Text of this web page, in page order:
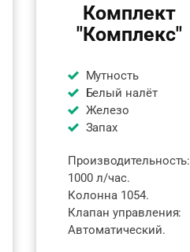
Комплект
"Комплекс"
Мутность
Белый налёт
Железо
Запах
Производительность:
1000 л/час.
Колонна 1054.
Клапан управления:
Автоматический.